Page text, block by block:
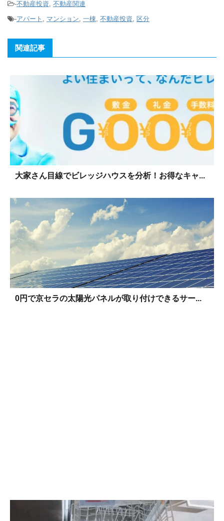
-不動産投資, 不動産関連
-アパート , マンション, 一棟, 不動産投資, 区分
関連記事
大家さん目線でビレッジハウスを分析！お得なキャ...
0円で京セラの太陽光パネルが取り付けできるサー...